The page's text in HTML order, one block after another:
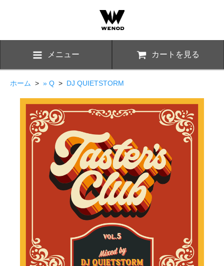
メニュー カートを見る
ホーム > » Q > DJ QUIETSTORM